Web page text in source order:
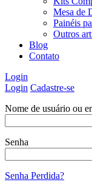
Mesa de
Painéis
Outros
Blog
Contato
Login
Login Cadastre-se
Nome de usuário ou
Senha
Senha Perdida?